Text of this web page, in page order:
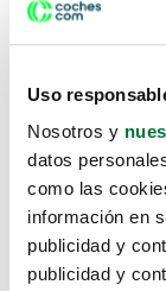
Uso
Nosotros y
datos
como las
información en
publicidad y
publicidad y
Lo
te